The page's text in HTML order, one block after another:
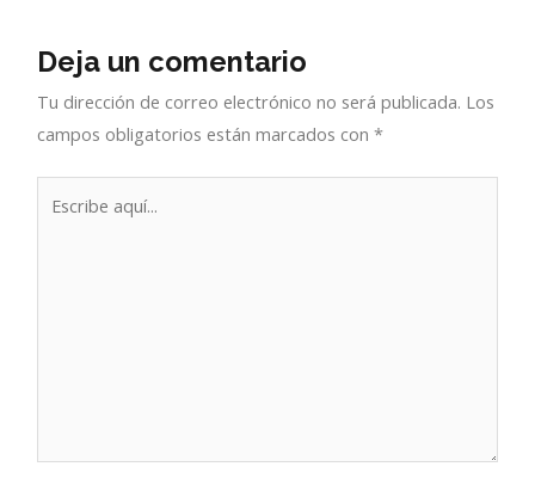
Deja un comentario
Tu dirección de correo electrónico no será publicada. Los
campos obligatorios están marcados con*